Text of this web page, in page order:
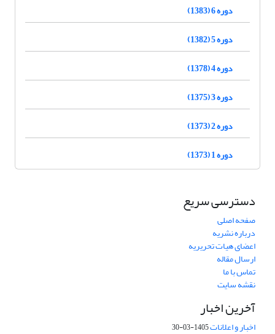
دوره 6 (1383)
دوره 5 (1382)
دوره 4 (1378)
دوره 3 (1375)
دوره 2 (1373)
دوره 1 (1373)
دسترسی سریع
صفحه اصلی
درباره نشریه
اعضای هیات تحریریه
ارسال مقاله
تماس با ما
نقشه سایت
آخرین اخبار
اخبار و اعلانات1405-03-30